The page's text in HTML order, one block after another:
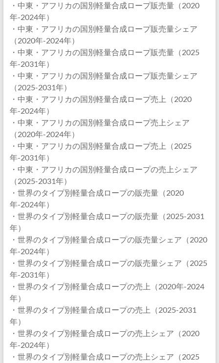
・中東・アフリカの国別軽量合成ロープ販売量（2020
年-2024年）
・中東・アフリカの国別軽量合成ロープ販売量シェア
（2020年-2024年）
・中東・アフリカの国別軽量合成ロープ販売量（2025
年-2031年）
・中東・アフリカの国別軽量合成ロープ販売量シェア
（2025-2031年）
・中東・アフリカの国別軽量合成ロープ売上（2020
年-2024年）
・中東・アフリカの国別軽量合成ロープ売上シェア
（2020年-2024年）
・中東・アフリカの国別軽量合成ロープ売上（2025
年-2031年）
・中東・アフリカの国別軽量合成ロープの売上シェア
（2025-2031年）
・世界のタイプ別軽量合成ロープの販売量（2020
年-2024年）
・世界のタイプ別軽量合成ロープの販売量（2025-2031
年）
・世界のタイプ別軽量合成ロープの販売量シェア（2020
年-2024年）
・世界のタイプ別軽量合成ロープの販売量シェア（2025
年-2031年）
・世界のタイプ別軽量合成ロープの売上（2020年-2024
年）
・世界のタイプ別軽量合成ロープの売上（2025-2031
年）
・世界のタイプ別軽量合成ロープの売上シェア（2020
年-2024年）
・世界のタイプ別軽量合成ロープの売上シェア（2025